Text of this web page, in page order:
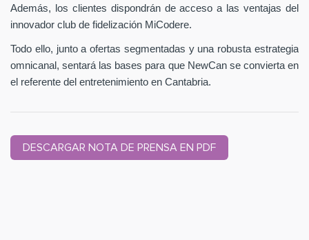
Además, los clientes dispondrán de acceso a las ventajas del
innovador club de fidelización MiCodere.
Todo ello, junto a ofertas segmentadas y una robusta estrategia
omnicanal, sentará las bases para que NewCan se convierta en
el referente del entretenimiento en Cantabria.
DESCARGAR NOTA DE PRENSA EN PDF